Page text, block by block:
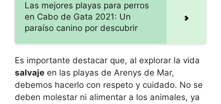
Las mejores playas para perros
en Cabo de Gata 2021: Un
paraíso canino por descubrir
Es importante destacar que, al explorar la vida
salvaje en las playas de Arenys de Mar,
debemos hacerlo con respeto y cuidado. No se
deben molestar ni alimentar a los animales, ya